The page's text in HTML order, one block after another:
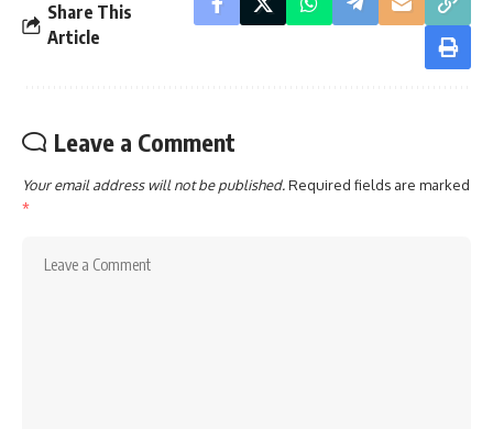
Share This
Article
Leave a Comment
Your email address will not be published.Required fields are marked
*